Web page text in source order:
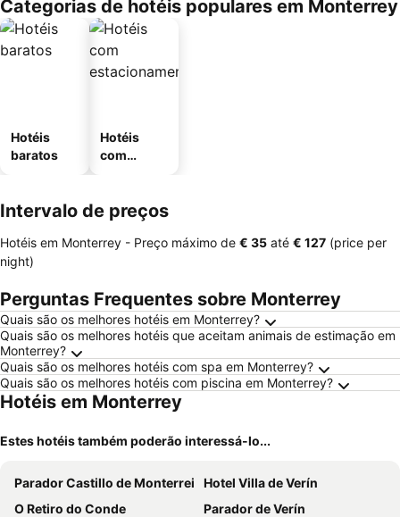
Categorias de hotéis populares em Monterrey
Hotéis
baratos
Hotéis
com
Intervalo de preços
Hotéis em Monterrey - Preço máximo de ‎€ 35 até ‎€ 127 (price per
night)
Perguntas Frequentes sobre Monterrey
Quais são os melhores hotéis em Monterrey?
Quais são os melhores hotéis que aceitam animais de estimação em
Monterrey?
Quais são os melhores hotéis com spa em Monterrey?
Quais são os melhores hotéis com piscina em Monterrey?
Hotéis em Monterrey
Estes hotéis também poderão interessá-lo...
Parador Castillo de Monterrei
Hotel Villa de Verín
O Retiro do Conde
Parador de Verín